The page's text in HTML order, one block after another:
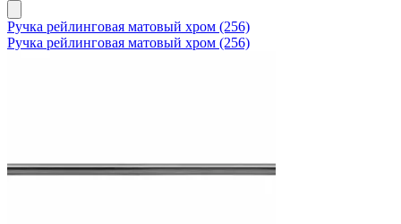
Ручка рейлинговая матовый хром (256)
Ручка рейлинговая матовый хром (256)